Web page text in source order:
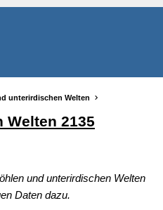
unterirdischen Welten
2135
und unterirdischen Welten
Daten dazu.